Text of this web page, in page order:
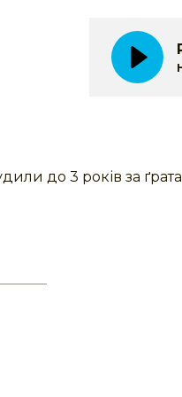
до 3 років за